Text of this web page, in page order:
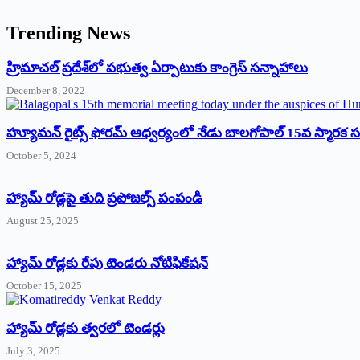
Trending News
‌హ్రిమాచల్‌ ‌ప్రదేశ్‌లో పభుత్వ ఏర్పాటుకు కాంగ్రెస్‌ ‌సన్నాహాలు
December 8, 2022
హ్యూమన్‌ రైట్స్‌ ఫోరమ్‌ ఆధ్వర్యంలో నేడు బాలగోపాల్‌ 15వ స్మారక
October 5, 2024
హ్యామ్‌ రోడ్లపై తుది ప్రపోజల్స్‌ పంపండి
August 25, 2025
హ్యామ్‌ రోడ్లకు రేపు టెండరు నోటిఫికేషన్‌
October 15, 2025
హ్యామ్‌ రోడ్లకు త్వరలో టెండర్లు
July 3, 2025